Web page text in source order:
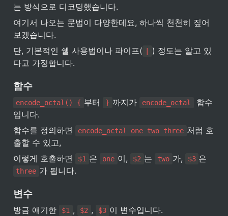
는 방식으로 디코딩했습니다.
여기서 나오는 문법이 다양한데요, 하나씩 천천히 짚어
보겠습니다.
단, 기본적인 쉘 사용법이나 파이프(
) 정도는 알고 있
다고 가정합니다.
함수
encode_octal() { 부터 } 까지가 encode_octal
함수
입니다.
함수를 정의하면
encode_octal one two three 처럼 호
출할 수 있고,
이렇게 호출하면
$1 은 one 이, $2 는 two 가, $3
three 가 됩니다.
변수
방금 얘기한 $1 , $2 , $3 이 변수입니다.